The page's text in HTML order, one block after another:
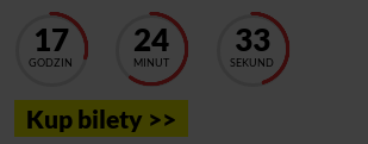
17
GODZIN
24
MINUT
29
SEKUND
Kup bilety >>